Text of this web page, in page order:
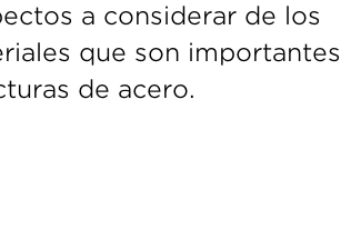
a considerar de los
que son importantes
de acero.